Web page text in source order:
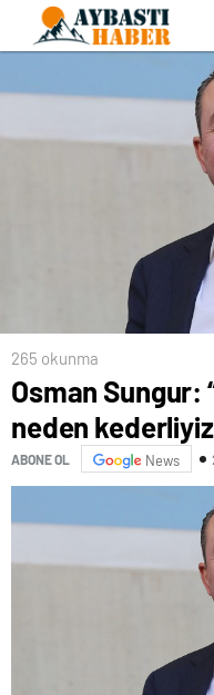
265 okunma
Osman Sungur:
neden
ABONE OL News